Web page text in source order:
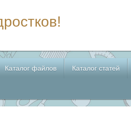
Каталог файлов Каталог статей